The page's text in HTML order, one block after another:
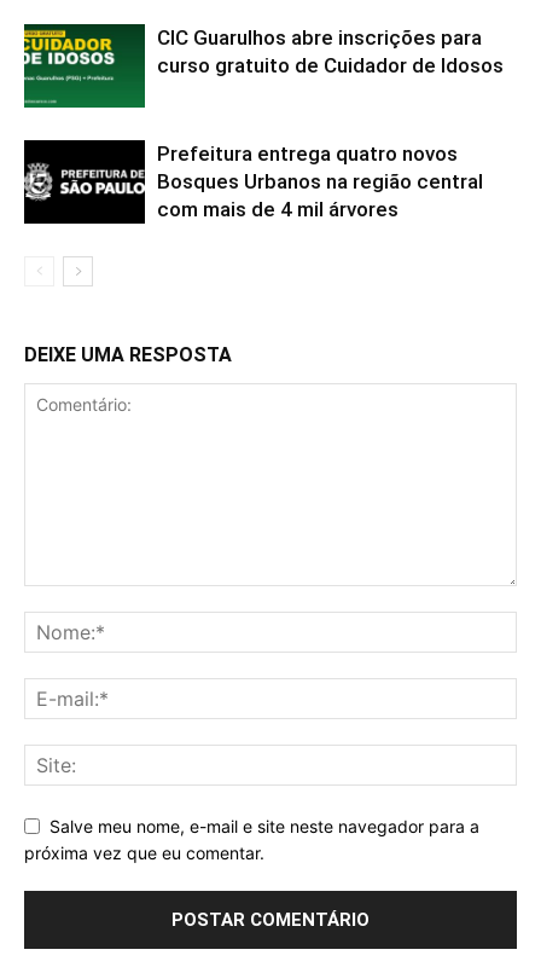
CIC Guarulhos abre inscrições para
curso gratuito de Cuidador de Idosos
Prefeitura entrega quatro novos
Bosques Urbanos na região central
com mais de 4 mil árvores
DEIXE UMA RESPOSTA
Salve meu nome, e-mail e site neste navegador para a
próxima vez que eu comentar.